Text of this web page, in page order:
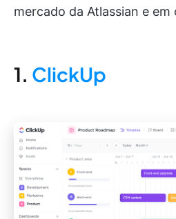
mercado da Atlassian e em
1. ClickUp